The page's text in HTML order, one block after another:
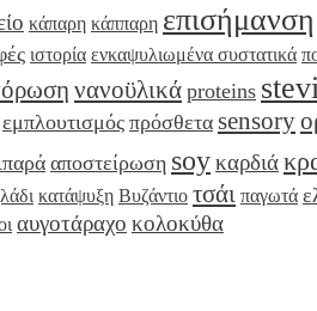
κάπαρη κάππαρη επισήμανση
ιστορία ενκαψυλιωμένα συστατικά
νανοϋλικά proteins
εμπλουτισμός πρόσθετα sensory
αποστείρωση soyκαρδιά
κατάψυξη Βυζάντιο τσάι παγωτά
αυγοτάραχο κολοκύθα